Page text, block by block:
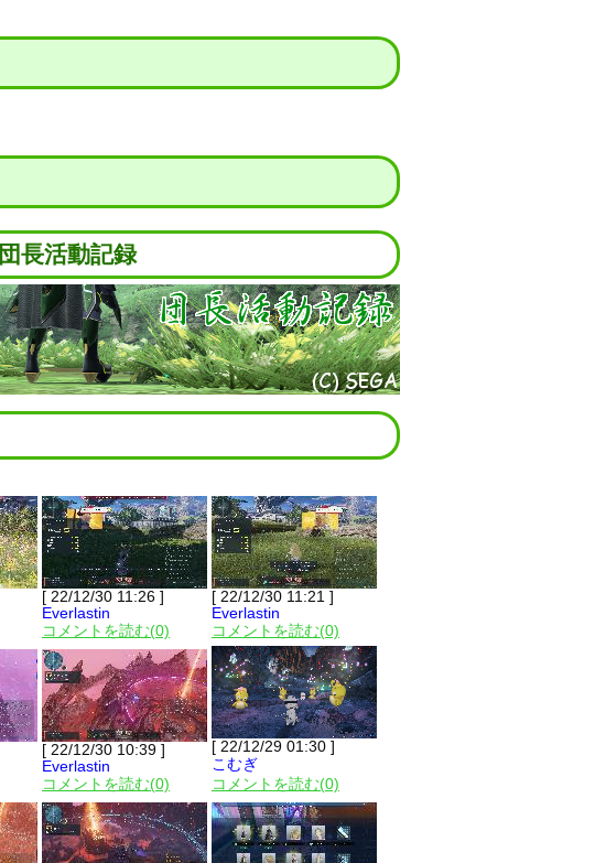
団長活動記録
[ 22/12/30 11:26 ]
Everlastin
コメントを読む(0)
[ 22/12/30 11:21 ]
Everlastin
コメントを読む(0)
[ 22/12/30 10:39 ]
Everlastin
コメントを読む(0)
[ 22/12/29 01:30 ]
こむぎ
コメントを読む(0)